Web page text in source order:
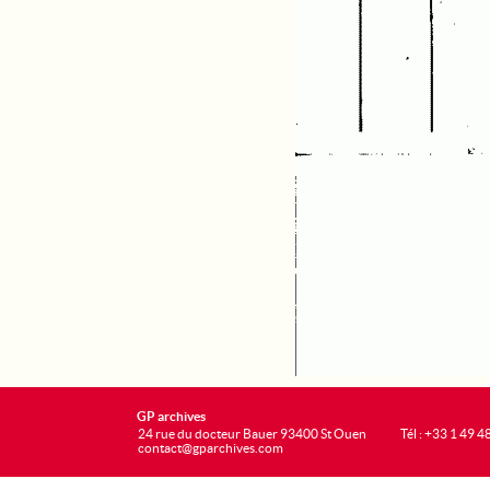
GP archives
24 rue du docteur Bauer 93400 St Ouen
contact@gparchives.com
Tél : +33 1 49